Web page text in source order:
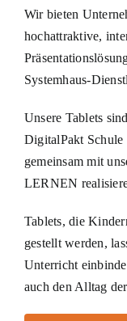
Wir bieten
hochattraktive,
Systemhaus-
Unsere Tablets
DigitalPakt
gemeinsam mit
LERNEN
Tablets, die
gestellt werden,
Unterricht
auch den Alltag